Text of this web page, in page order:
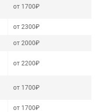
от 1700₽
от 2300₽
от 2000₽
от 2200₽
от 1700₽
от 1700₽